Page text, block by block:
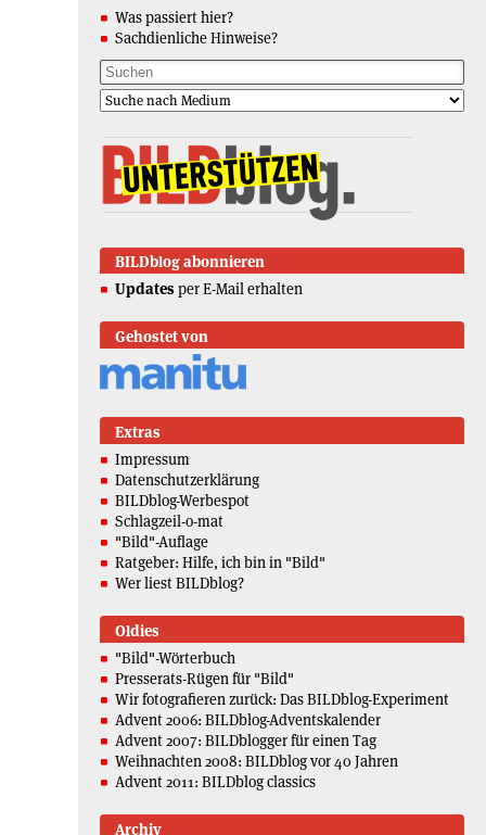
Was passiert hier?
Sachdienliche Hinweise?
BILDblog abonnieren
Updates per E-Mail erhalten
Gehostet von
Extras
Impressum
Datenschutzerklärung
BILDblog-Werbespot
Schlagzeil-o-mat
"Bild"-Auflage
Ratgeber: Hilfe, ich bin in "Bild"
Wer liest BILDblog?
Oldies
"Bild"-Wörterbuch
Presserats-Rügen für "Bild"
Wir fotografieren zurück: Das BILDblog-Experiment
Advent 2006: BILDblog-Adventskalender
Advent 2007: BILDblogger für einen Tag
Weihnachten 2008: BILDblog vor 40 Jahren
Advent 2011: BILDblog classics
Archiv